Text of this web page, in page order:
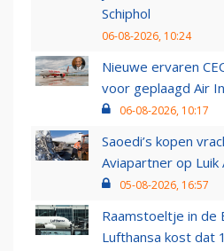
Schiphol
06-08-2026, 10:24
Nieuwe ervaren
voor geplaagd Air
06-08-2026, 10:17
Saoedi’s kopen
Aviapartner op
05-08-2026, 16:57
Raamstoeltje in de
Lufthansa kost dat